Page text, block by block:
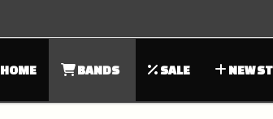
HOME BANDS SALE NEW